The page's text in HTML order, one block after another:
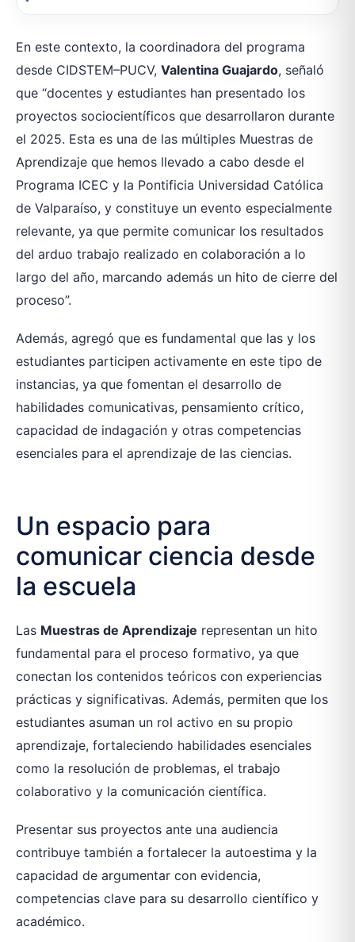
En este contexto, la coordinadora del programa
desde CIDSTEM–PUCV, Valentina Guajardo, señaló
que “docentes y estudiantes han presentado los
proyectos sociocientíficos que desarrollaron durante
el 2025. Esta es una de las múltiples Muestras de
Aprendizaje que hemos llevado a cabo desde el
Programa ICEC y la Pontificia Universidad Católica
de Valparaíso, y constituye un evento especialmente
relevante, ya que permite comunicar los resultados
del arduo trabajo realizado en colaboración a lo
largo del año, marcando además un hito de cierre del
proceso”.
Además, agregó que es fundamental que las y los
estudiantes participen activamente en este tipo de
instancias, ya que fomentan el desarrollo de
habilidades comunicativas, pensamiento crítico,
capacidad de indagación y otras competencias
esenciales para el aprendizaje de las ciencias.
Un espacio para
comunicar ciencia desde
la escuela
Las Muestras de Aprendizaje representan un hito
fundamental para el proceso formativo, ya que
conectan los contenidos teóricos con experiencias
prácticas y significativas. Además, permiten que los
estudiantes asuman un rol activo en su propio
aprendizaje, fortaleciendo habilidades esenciales
como la resolución de problemas, el trabajo
colaborativo y la comunicación científica.
Presentar sus proyectos ante una audiencia
contribuye también a fortalecer la autoestima y la
capacidad de argumentar con evidencia,
competencias clave para su desarrollo científico y
académico.